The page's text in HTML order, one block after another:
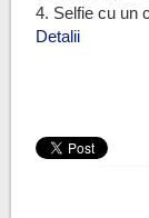
4. Selfie cu un
Detalii